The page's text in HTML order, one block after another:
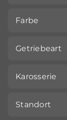
Farbe
Getriebeart
Karosserie
Standort